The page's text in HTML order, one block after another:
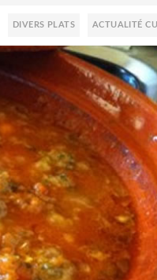
DIVERS PLATS ACTUALITÉ